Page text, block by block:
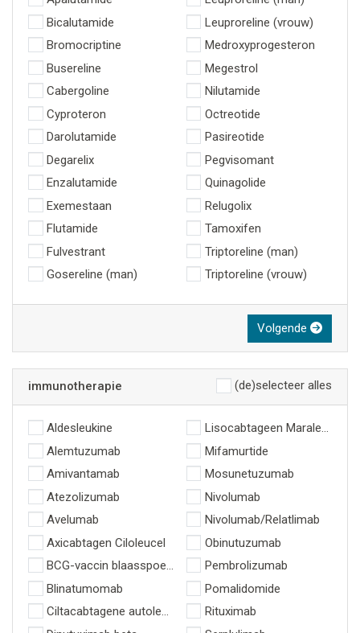
Bicalutamide
Bromocriptine
Busereline
Cabergoline
Cyproteron
Darolutamide
Degarelix
Enzalutamide
Exemestaan
Flutamide
Fulvestrant
Gosereline (man)
Leuproreline (vrouw)
Medroxyprogesteron
Megestrol
Nilutamide
Octreotide
Pasireotide
Pegvisomant
Quinagolide
Relugolix
Tamoxifen
Triptoreline (man)
Triptoreline (vrouw)
Volgende
immunotherapie (de)selecteer alles
Aldesleukine
Alemtuzumab
Amivantamab
Atezolizumab
Avelumab
Axicabtagen Ciloleucel
BCG-vaccin blaasspoeling
Blinatumomab
Ciltacabtagene autoleucel
Lisocabtageen Maraleucel
Mifamurtide
Mosunetuzumab
Nivolumab
Nivolumab/Relatlimab
Obinutuzumab
Pembrolizumab
Pomalidomide
Rituximab